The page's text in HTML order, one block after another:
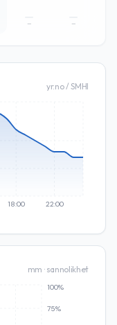
– –
yr.no / SMHI
18:00 22:00
mm · sannolikhet
75%
100%